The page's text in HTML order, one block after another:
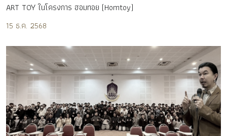
ART TOY ในโครงการ ฮอมทอย (Homtoy)
15 ธ.ค. 2568